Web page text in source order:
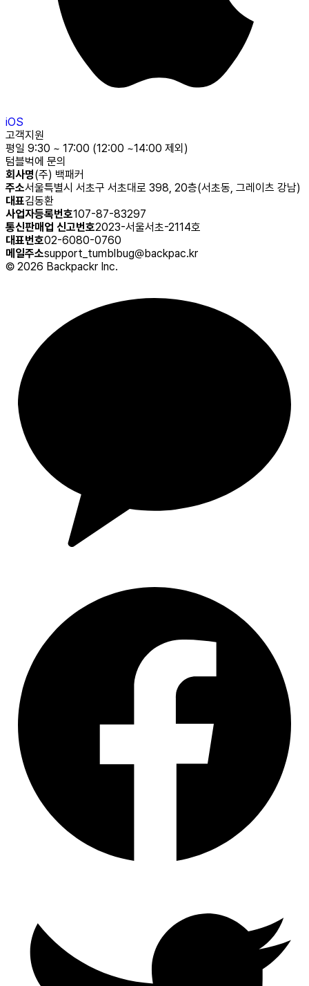
iOS
고객지원
평일 9:30 ~ 17:00 (12:00 ~14:00 제외)
텀블벅에 문의
회사명(주) 백패커
주소서울특별시 서초구 서초대로 398, 20층(서초동, 그레이츠 강남)
대표김동환
사업자등록번호107-87-83297
통신판매업 신고번호2023-서울서초-2114호
대표번호02-6080-0760
메일주소support_tumblbug@backpac.kr
© 2026 Backpackr Inc.